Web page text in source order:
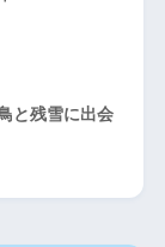
と残雪に出会